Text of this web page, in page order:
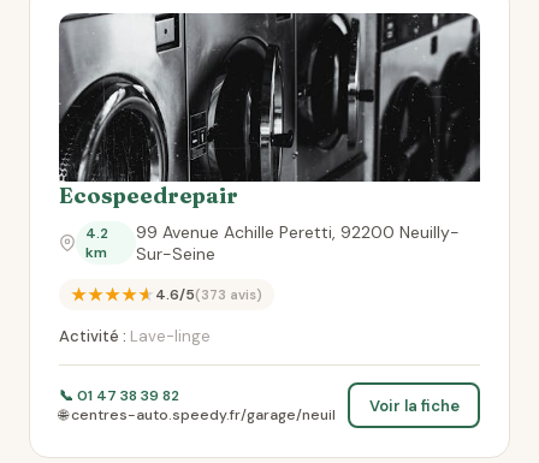
Ecospeedrepair
4.2
km
99 Avenue Achille Peretti, 92200 Neuilly-
Sur-Seine
★★★★★4.6/5(373 avis)
Activité : Lave-linge
📞 01 47 38 39 82
🌐 centres-auto.speedy.fr/garage/neuil
Voir la fiche